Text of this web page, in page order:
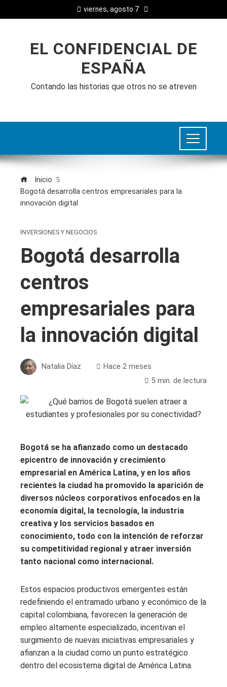
viernes, agosto 7
EL CONFIDENCIAL DE
ESPAÑA
Contando las historias que otros no se atreven
Inicio
Bogotá desarrolla centros empresariales para la
innovación digital
INVERSIONES Y NEGOCIOS
Bogotá desarrolla
centros
empresariales para
la innovación digital
Natalia Díaz
Hace 2 meses
5 min. de lectura
Bogotá se ha afianzado como un destacado
epicentro de innovación y crecimiento
empresarial en América Latina, y en los años
recientes la ciudad ha promovido la aparición de
diversos núcleos corporativos enfocados en la
economía digital, la tecnología, la industria
creativa y los servicios basados en
conocimiento, todo con la intención de reforzar
su competitividad regional y atraer inversión
tanto nacional como internacional.
Estos espacios productivos emergentes están
redefiniendo el entramado urbano y económico de la
capital colombiana, favorecen la generación de
empleo altamente especializado, incentivan el
surgimiento de nuevas iniciativas empresariales y
afianzan a la ciudad como un punto estratégico
dentro del ecosistema digital de América Latina.